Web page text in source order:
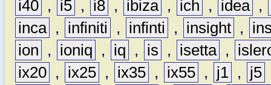
i40 , i5 , i8 , ibiza , ich , idea ,
inca , infiniti , infinti , insight ,
ion
, ioniq , iq , is , isetta ,
ix20 , ix25 , ix35 , ix55 , j1 , j5